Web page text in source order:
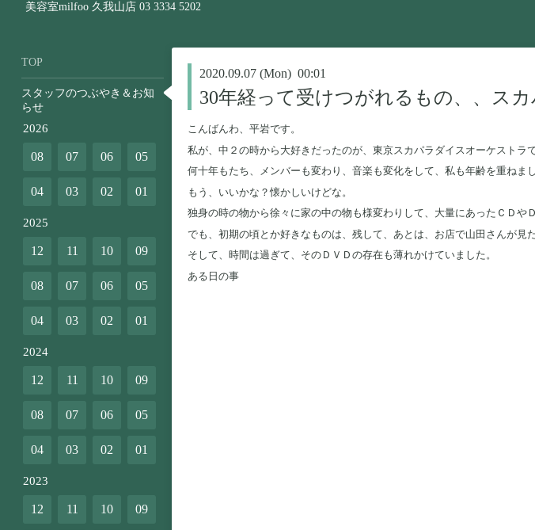
美容室milfoo 久我山店 03 3334 5202
2020.09.07 (Mon) 00:01
30年経って受けつがれるもの、、スカ
こんばんわ、平岩です。
私が、中２の時から大好きだったのが、東京スカパラダイスオーケストラ
何十年もたち、メンバーも変わり、音楽も変化をして、私も年齢を重ねまし
もう、いいかな？懐かしいけどな。
独身の時の物から徐々に家の中の物も様変わりして、大量にあったＣＤや
でも、初期の頃とか好きなものは、残して、あとは、お店で山田さんが見
そして、時間は過ぎて、そのＤＶＤの存在も薄れかけていました。
ある日の事
TOP
スタッフのつぶやき＆お知
らせ
2026
08 07 06 05
04 03 02 01
2025
12 11 10 09
08 07 06 05
04 03 02 01
2024
12 11 10 09
08 07 06 05
04 03 02 01
2023
12 11 10 09